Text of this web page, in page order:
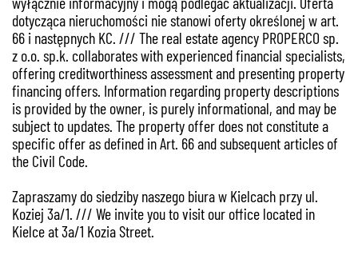
dotycząca nieruchomości nie stanowi oferty określonej w art.
66 i następnych KC. /// The real estate agency PROPERCO sp.
z o.o. sp.k. collaborates with experienced financial specialists,
offering creditworthiness assessment and presenting property
financing offers. Information regarding property descriptions
is provided by the owner, is purely informational, and may be
subject to updates. The property offer does not constitute a
specific offer as defined in Art. 66 and subsequent articles of
the Civil Code.
Zapraszamy do siedziby naszego biura w Kielcach przy ul.
Koziej 3a/1. /// We invite you to visit our office located in
Kielce at 3a/1 Kozia Street.